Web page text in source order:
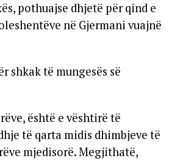
pothuajse dhjetë për qind e
në Gjermani vuajnë
shkak të mungesës së
është e vështirë të
të qarta midis dhimbjeve të
mjedisorë. Megjithatë,